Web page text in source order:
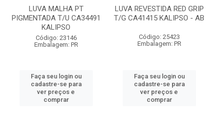
LUVA MALHA PT
PIGMENTADA T/U CA34491
KALIPSO
Código: 23146
Embalagem: PR
Faça seu login ou
cadastre-se para
ver preços e
comprar
LUVA REVESTIDA RED GRIP
T/G CA41415 KALIPSO - AB
Código: 25423
Embalagem: PR
Faça seu login ou
cadastre-se para
ver preços e
comprar